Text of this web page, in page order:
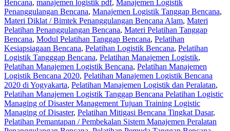
Bencana, manajemen logistik pdf, Manajemen Logistik
Penanggulangan Bencana, Manajemen Logistik Tanggap Bencana,
Materi Diklat / Bimtek Penanggulangan Bencana Alam, Materi
Pelatihan Penanggulangan Bencana, Materi Pelatihan Tanggap
Bencana, Modul Pelatihan Tanggap Bencana, Pelatihan
Kesiapsiagaan Bencana, Pelatihan Logistik Bencana, Pelatihan
Logistik Tangggap Bencana, Pelatihan Manajemen Logistik,
Pelatihan Manajemen Logistik Bencana, Pelatihan Manajemen
Logistik Bencana 2020, Pelatihan Manajemen Logistik Bencana
2020 di Yogyakarta, Pelatihan Manajemen Logistik dan Peralatan,
Pelatihan Manajemen Logistik Tanggap Bencana Pelatihan Logistic
Managing of Disaster Management Tujuan Training Logistic
Managing of Disaster, Pelatihan Mitigasi Bencana Tingkat Dasar,
Pelatihan Pemantapan / Pembekalan Sistem Manajemen Peralatan